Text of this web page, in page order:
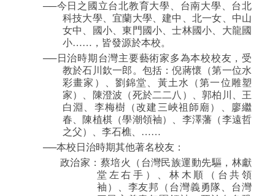
──今日之國立台北教育大學、台南大學、台北
科技大學、宜蘭大學、建中、北一女、中山
女中、國小、東門國小、士林國小、大龍國
小……，皆發源於本校。
──日治時期台灣主要藝術家多為本校校友，受
教於石川欽一郎。包括：倪蔣懷（第一位水
彩畫家）、劉錦堂、黃土水（第一位雕塑
家）、陳澄波（死於二二八）、郭柏川、王
白淵、李梅樹（改建三峽祖師廟）、廖繼
春、陳植棋（學潮領袖）、李澤藩（李遠哲
之父）、李石樵、……
──本校日治時期其他著名校友：
政治家：蔡培火（台灣民族運動先驅，林獻
堂左右手）、林木順（台共領
袖）、李友邦（台灣義勇隊、台灣